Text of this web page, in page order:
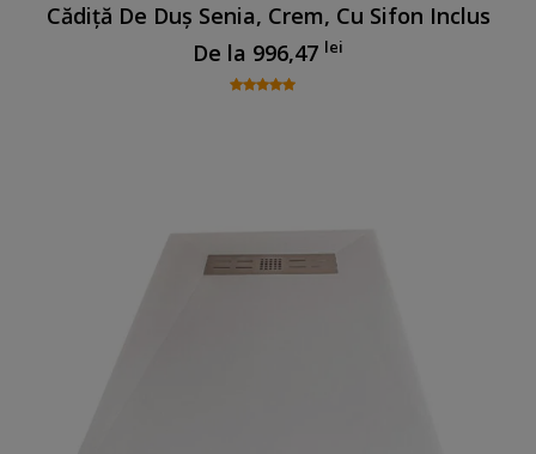
Cădiță De Duș Senia, Crem, Cu Sifon Inclus
De la 996,47 lei